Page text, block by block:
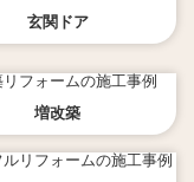
玄関ドア
増改築